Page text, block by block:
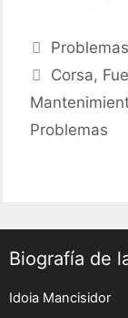
1
3
Categories
Problemas
Tags
Corsa,
Problemas
Biografía de
Idoia Mancisidor